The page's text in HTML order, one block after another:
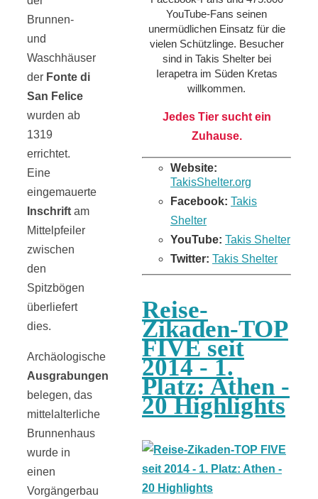
Brunnen-
und
Waschhäuser
der Fonte di
San Felice
wurden ab
1319
errichtet.
Eine
eingemauerte
Inschrift am
Mittelpfeiler
zwischen
den
Spitzbögen
überliefert
dies.
Archäologische
Ausgrabungen
belegen, das
mittelalterliche
Brunnenhaus
wurde in
einen
Vorgängerbau
YouTube-Fans seinen
unermüdlichen Einsatz für die
vielen Schützlinge. Besucher
sind in Takis Shelter bei
Ierapetra im Süden Kretas
willkommen.
Jedes Tier sucht ein
Zuhause.
Website:
TakisShelter.org
Facebook: Takis
Shelter
YouTube: Takis Shelter
Twitter: Takis Shelter
Reise-
Zikaden-TOP
FIVE seit
2014 - 1.
Platz: Athen -
20 Highlights